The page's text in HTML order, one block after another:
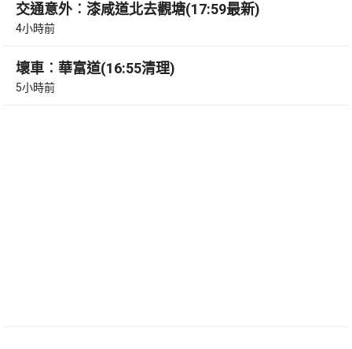
交通意外︰漆咸道北去觀塘(17:59最新)
4小時前
壞車︰華富道(16:55清理)
5小時前